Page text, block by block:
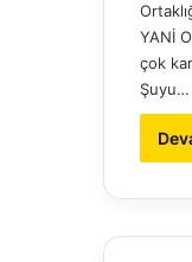
YANİ
çok
Şuyu…